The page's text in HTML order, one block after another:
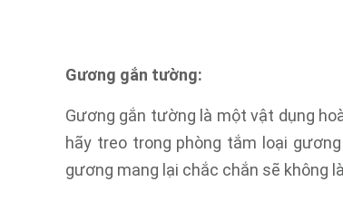
Gương gắn tường:
Gương gắn tường là một vật dụng
hãy treo trong phòng tắm loại
gương mang lại chắc chắn sẽ không